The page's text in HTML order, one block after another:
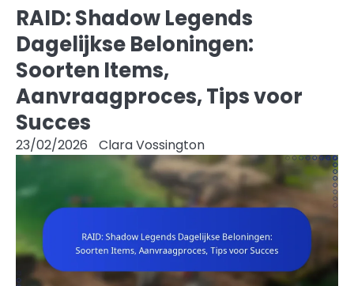
RAID: Shadow Legends
Dagelijkse Beloningen:
Soorten Items,
Aanvraagproces, Tips voor
Succes
23/02/2026 Clara Vossington